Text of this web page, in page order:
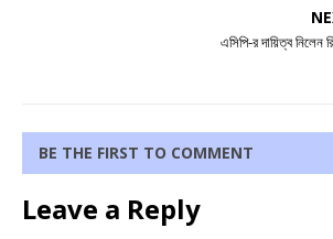
এসিপি-র দায়িত্ব নিলেন
BE THE FIRST TO COMMENT
Leave a Reply